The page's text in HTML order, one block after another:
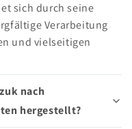
sich durch seine
Verarbeitung
und vielseitigen
nach
hergestellt?